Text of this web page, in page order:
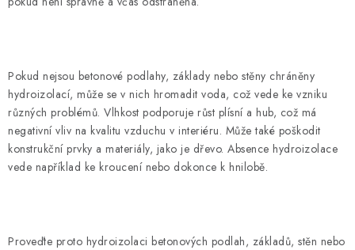
Hodnocení obchodu Kontakty
Reklamace a vrácení
Obchodní podmínky
Zpracování osobních údajů
Používaní souborů cookies
Reklamační řád
Pokud nejsou betonové podlahy, základy nebo stěny chráněny
hydroizolací, může se v nich hromadit voda, což vede ke vzniku
různých problémů. Vlhkost podporuje růst plísní a hub, což má
negativní vliv na kvalitu vzduchu v interiéru. Může také poškodit
konstrukční prvky a materiály, jako je dřevo. Absence hydroizolace
vede například ke kroucení nebo dokonce k hnilobě.
Proveďte proto hydroizolaci betonových podlah, základů, stěn nebo